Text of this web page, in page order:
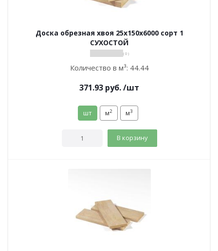
Доска обрезная хвоя 25х150х6000 сорт 1
СУХОСТОЙ
( 0 )
Количество в м³: 44.44
371.93 руб./шт
шт м2 м3
В корзину